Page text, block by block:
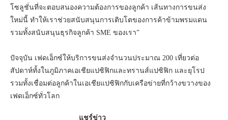
โซลูชั่นที่จะตอบสนองความต้องการของลูกค้า เส้นทางการขนส่ง
ใหม่นี้ ทำให้เราช่วยสนับสนุนการเติบโตของการค้าข้ามพรมแดน
รวมทั้งสนับสนุนธุรกิจลูกค้า SME ของเรา”
ปัจจุบัน เฟดเอ็กซ์ให้บริการขนส่งจำนวนประมาณ 200 เที่ยวต่อ
สัปดาห์ทั้งในภูมิภาคเอเชียแปซิฟิกและทรานส์แปซิฟิก และยุโรป
รวมทั้งเชื่อมต่อลูกค้าในเอเชียแปซิฟิกกับเครือข่ายที่กว้างขวางของ
เฟดเอ็กซ์ทั่วโลก
แชร์ข่าว